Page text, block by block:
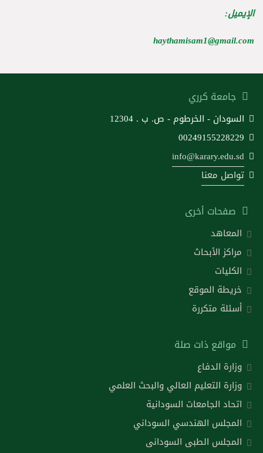
الإيميل:
haythamisam1@gmail.com
جامعة كرري
السودان - الخرطوم - ص. ب . 12304
00249155228229
info@karary.edu.sd
تواصل معنا
صفحات أخرى
المعاهد
مراكز الأبحاث
الكليات
خريطة الموقع
أسئلة متكررة
مواقع ذات صلة
وزارة الدفاع
وزارة التعليم العالي والبحث العلمي
اتحاد الجامعات السودانية
المجلس الهندسي السوداني
المجلس الطبى السودانى